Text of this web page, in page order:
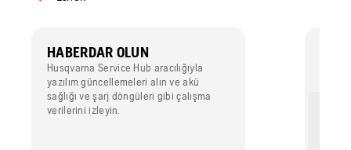
HABERDAR OLUN
Husqvarna Service Hub aracılığıyla
yazılım güncellemeleri alın ve akü
sağlığı ve şarj döngüleri gibi çalışma
verilerini izleyin.